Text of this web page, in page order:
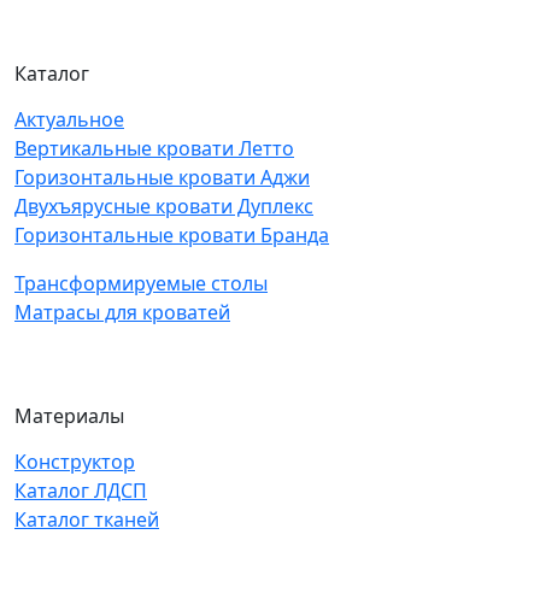
Каталог
Актуальное
Вертикальные кровати Летто
Горизонтальные кровати Аджи
Двухъярусные кровати Дуплекс
Горизонтальные кровати Бранда
Трансформируемые столы
Матрасы для кроватей
Материалы
Конструктор
Каталог ЛДСП
Каталог тканей